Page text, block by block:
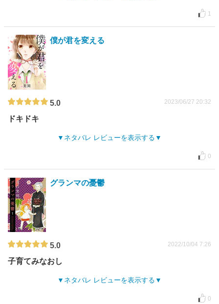
1
僕が君を変える
5.0 2023/06/27 20:32
ドキドキ
ネタバレ レビューを表示する
0
グランマの憂鬱
5.0 2022/10/04 7:26
子育てみなおし
ネタバレ レビューを表示する
0